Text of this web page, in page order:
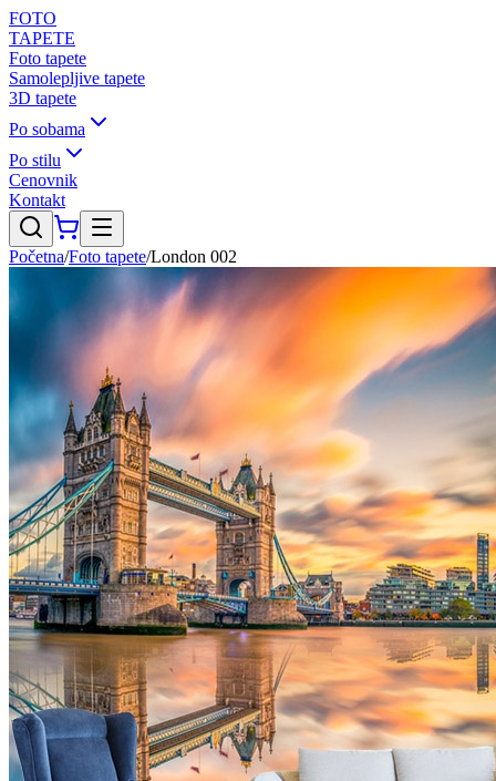
FOTO
TAPETE
Foto tapete
Samolepljive tapete
3D tapete
Po sobama
Po stilu
Cenovnik
Kontakt
Početna/Foto tapete/London 002